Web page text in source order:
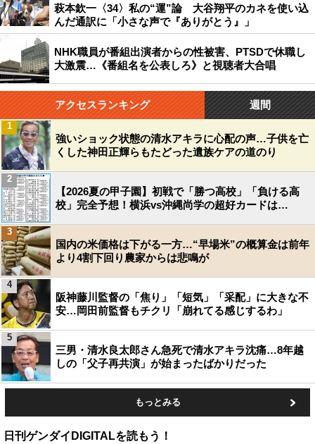
萩本欽一〈34〉私の“運”論 大谷翔平のカネを使い込
んだ通訳に「小さな声で『ありがとう』」
NHK職員が番組出演者からの性被害、PTSDで休職し
大激震…《番組名を公表しろ》と視聴者大合唱
アクセスランキング 週間
強いショック状態の清水アキラに心配の声…子供を亡
くした神田正輝らもたどった遺族ケアの道のり
1
【2026夏の甲子園】初戦で「勝つ高校」「負ける高
校」完全予想！横浜vs沖縄尚学の超好カードは…
2
国内の米価格は下がる一方…“早場米”の概算金は前年
より4割下回り農家からは悲鳴が
3
阪神藤川監督の「焦り」「短気」「采配」に大きな不
安…岡田前監督もチクリ「崩れてる感じするわ」
4
三男・清水良太郎さん急死で清水アキラ沈痛…8年越
しの「父子再共演」が始まったばかりだった
5
もっとみる
日刊ゲンダイDIGITALを読もう！